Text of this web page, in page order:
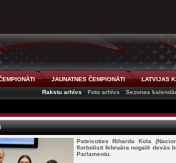
JAUNATNES ČEMPIONĀTI LATVIJAS
Rakstu arhīvs
Foto arhīvs Sezonas
Pateicoties Riharda Kola
florbolisti februāra nogalē devās
Parlamentu.